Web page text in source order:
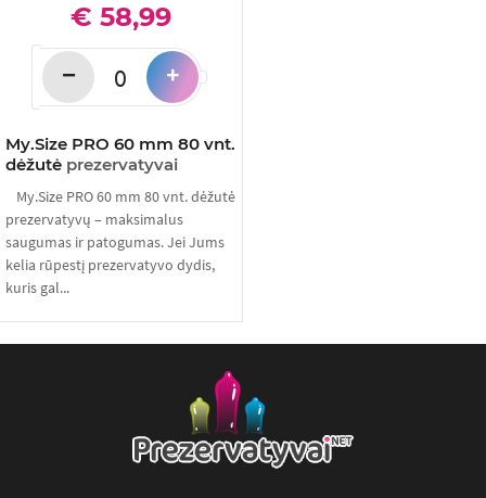
My.Size PRO 60 mm 80 vnt.
dėžutė prezervatyvai
€ 58,99
− +
My.Size PRO 60 mm 80 vnt. dėžutė
prezervatyvų – maksimalus
saugumas ir patogumas. Jei Jums
kelia rūpestį prezervatyvo dydis,
kuris gal...